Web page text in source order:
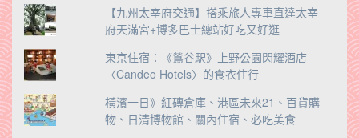
【九州太宰府交通】搭乘旅人專車直達太宰
府天滿宮+博多巴士總站好吃又好逛
東京住宿：《鶑谷駅》上野公園閃耀酒店
〈Candeo Hotels〉的食衣住行
橫濱一日》紅磚倉庫、港區未來21、百貨購
物、日清博物館、關內住宿、必吃美食